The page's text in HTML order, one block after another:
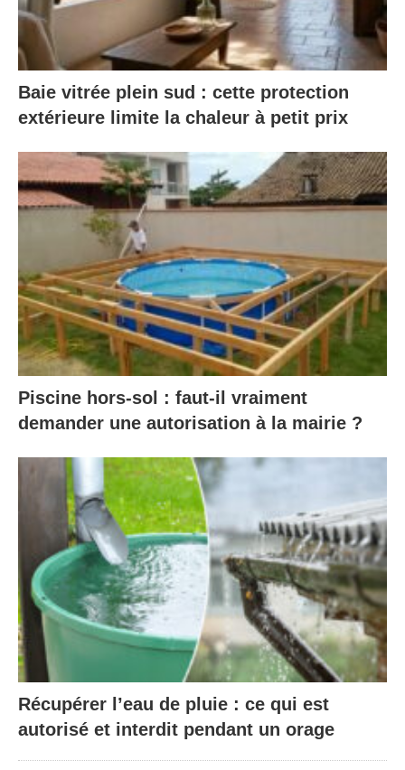
Baie vitrée plein sud : cette protection
extérieure limite la chaleur à petit prix
Piscine hors-sol : faut-il vraiment
demander une autorisation à la mairie ?
Récupérer l’eau de pluie : ce qui est
autorisé et interdit pendant un orage